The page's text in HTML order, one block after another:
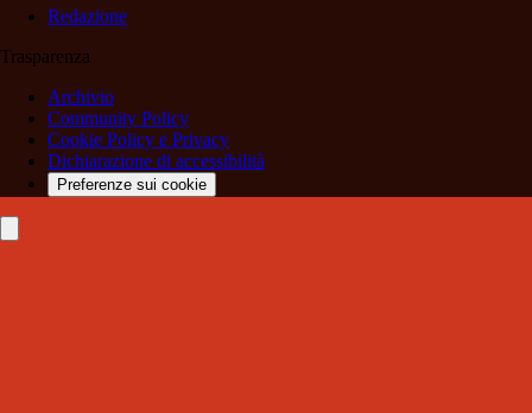
Redazione
Trasparenza
Archivio
Community Policy
Cookie Policy e Privacy
Dichiarazione di accessibilità
Preferenze sui cookie